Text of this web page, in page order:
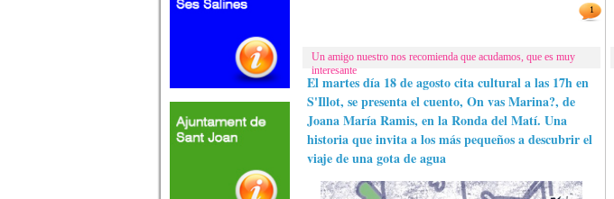
1
Un amigo nuestro nos recomienda que acudamos, que es muy
interesante
El martes día 18 de agosto cita cultural a las 17h en
S'Illot, se presenta el cuento, On vas Marina?, de
Joana María Ramis, en la Ronda del Matí. Una
historia que invita a los más pequeños a descubrir el
viaje de una gota de agua